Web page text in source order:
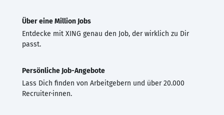
Über eine Million Jobs
Entdecke mit XING genau den Job, der wirklich zu Dir
passt.
Persönliche Job-Angebote
Lass Dich finden von Arbeitgebern und über 20.000
Recruiter·innen.